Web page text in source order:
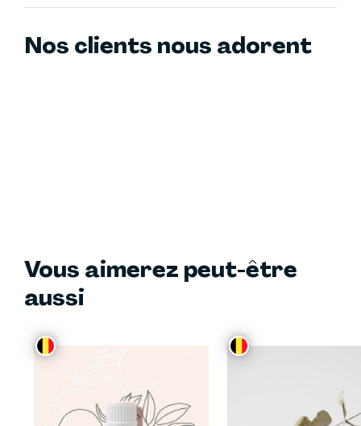
Nos clients nous adorent
Vous aimerez peut-être
aussi